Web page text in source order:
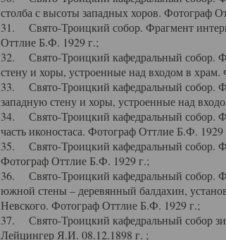
столба с высоты западных хоров. Фотограф
31. Свято-Троицкий собор. Фрагмент
Оттлие Б.Ф. 1929 г.;
32. Свято-Троицкий кафедральный собор.
стену и хоры, устроенные над входом в
33. Свято-Троицкий кафедральный собор.
западную стену и хоры, устроенные над
34. Свято-Троицкий кафедральный собор.
часть иконостаса. Фотограф Оттлие Б.Ф. 1929
35. Свято-Троицкий кафедральный собор.
Фотограф Оттлие Б.Ф. 1929 г.;
36. Свято-Троицкий кафедральный собор.
южной стены – деревянный балдахин,
Невского. Фотограф Оттлие Б.Ф. 1929 г.;
37. Свято-Троицкий кафедральный собор
Лейцингер Я.И. 08.12.1898 г. ;